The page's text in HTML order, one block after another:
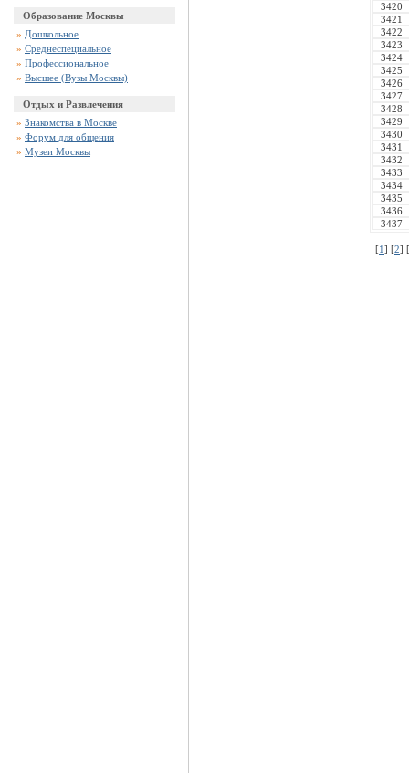
Образование Москвы
» Дошкольное
» Среднеспециальное
» Профессиональное
» Высшее (Вузы Москвы)
Отдых и Развлечения
» Знакомства в Москве
» Форум для общения
» Музеи Москвы
3420
3421
3422
3423
3424
3425
3426
3427
3428
3429
3430
3431
3432
3433
3434
3435
3436
3437
[1] [2] [